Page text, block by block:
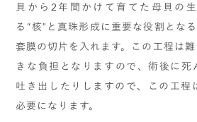
貝から2年間かけて育てた母貝の
る“核”と真珠形成に重要な役割とな
套膜の切片を入れます。この工程は
きな負担となりますので、術後に死
吐き出したりしますので、この工程
必要になります。